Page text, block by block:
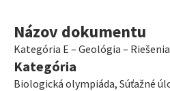
Názov dokumentu
Kategória E – Geológia –
Kategória
Biologická olympiáda, Súťažné